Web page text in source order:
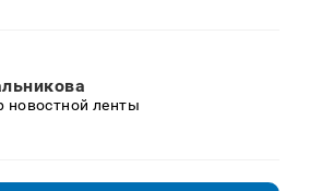
новостной ленты